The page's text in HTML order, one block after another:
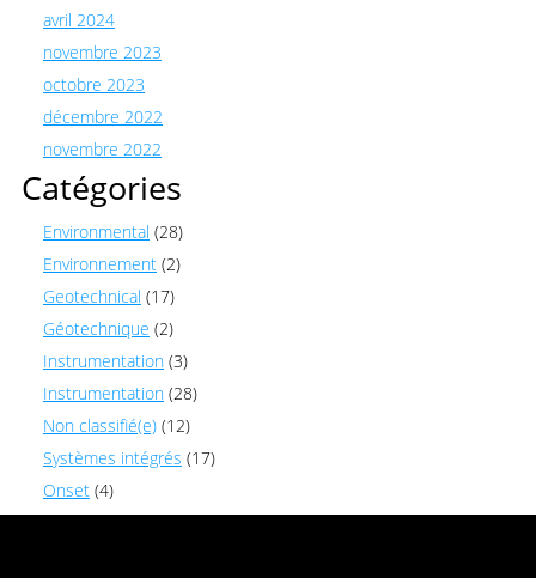
avril 2024
novembre 2023
octobre 2023
décembre 2022
novembre 2022
Catégories
Environmental (28)
Environnement (2)
Geotechnical (17)
Géotechnique (2)
Instrumentation (3)
Instrumentation (28)
Non classifié(e) (12)
Systèmes intégrés (17)
Onset (4)